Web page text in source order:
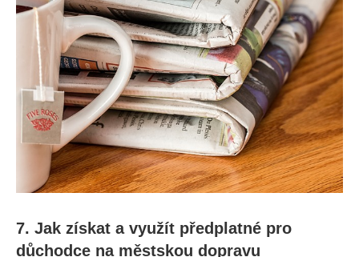
7. Jak získat a využít předplatné pro
důchodce na městskou dopravu